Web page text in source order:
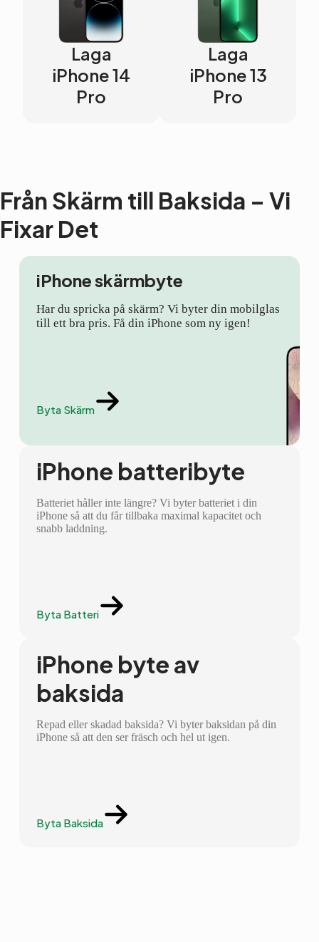
Laga
iPhone 14
Pro
Laga
iPhone 13
Pro
Från Skärm till Baksida – Vi
Fixar Det
iPhone skärmbyte
Har du spricka på skärm? Vi byter din mobilglas
till ett bra pris. Få din iPhone som ny igen!
Byta Skärm
iPhone batteribyte
Batteriet håller inte längre? Vi byter batteriet i din
iPhone så att du får tillbaka maximal kapacitet och
snabb laddning.
Byta Batteri
iPhone byte av
baksida
Repad eller skadad baksida? Vi byter baksidan på din
iPhone så att den ser fräsch och hel ut igen.
Byta Baksida